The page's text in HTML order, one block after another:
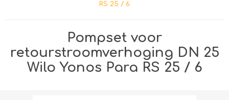
RS 25 / 6
Pompset voor
retourstroomverhoging DN 25
Wilo Yonos Para RS 25 / 6